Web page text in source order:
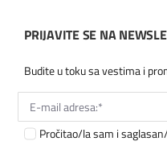
PRIJAVITE SE NA
Budite u toku sa vestima i
Pročitao/la sam i